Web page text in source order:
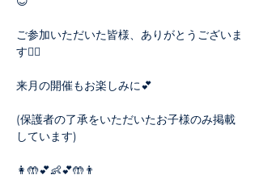
ご参加いただいた皆様、ありがとうございま
す🙇‍♀️
来月の開催もお楽しみに💕
(保護者の了承をいただいたお子様のみ掲載
しています)
👩🤲💕👶💕🤲👨